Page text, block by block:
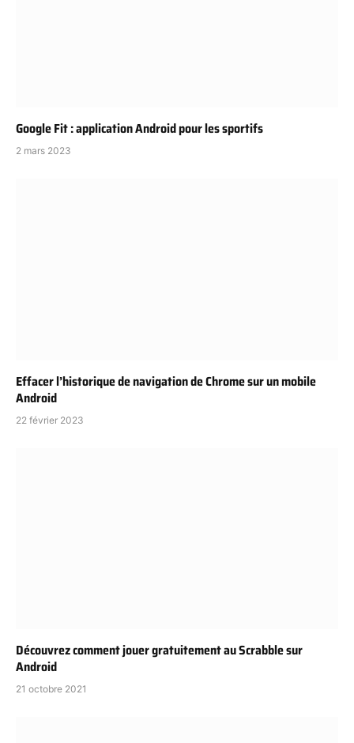
Google Fit : application Android pour les sportifs
2 mars 2023
Effacer l’historique de navigation de Chrome sur un mobile
Android
22 février 2023
Découvrez comment jouer gratuitement au Scrabble sur
Android
21 octobre 2021